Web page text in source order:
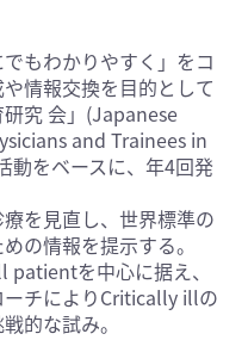
もわかりやすく」をコ
情報交換を目的として
究 会」(Japanese
and Trainees in
動をベースに、年4回発
を見直し、世界標準の
の情報を提示する。
を中心に据え、
ーチによりCritically illの
的な試み。